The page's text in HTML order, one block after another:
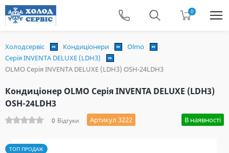
0
Холодсервіс Кондиціонери
Olmo
Серія INVENTA DELUXE (LDH3)
OLMO Серія INVENTA DELUXE (LDH3) OSH-24LDH3
Кондиціонер OLMO Серія INVENTA DELUXE (LDH3)
OSH-24LDH3
0 Відгуки Артикул 3222 В наявності
ТОП ПРОДАЖ